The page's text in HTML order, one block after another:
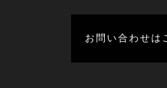
お問い合わせは